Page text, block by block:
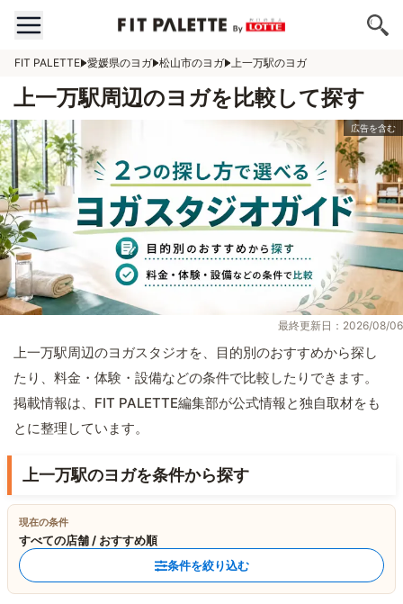
FIT PALETTE 愛媛県のヨガ 松山市のヨガ 上一万駅のヨガ
上一万駅周辺のヨガを比較して探す
最終更新日：2026/08/06
上一万駅周辺のヨガスタジオを、目的別のおすすめから探し
たり、料金・体験・設備などの条件で比較したりできます。
掲載情報は、FIT PALETTE編集部が公式情報と独自取材をも
とに整理しています。
上一万駅のヨガを条件から探す
現在の条件
すべての店舗 / おすすめ順
条件を絞り込む